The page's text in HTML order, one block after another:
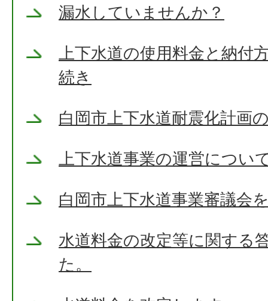
漏水していませんか？
上下水道の使用料金と納付
続き
白岡市上下水道耐震化計画
上下水道事業の運営につい
白岡市上下水道事業審議会
水道料金の改定等に関する
た。